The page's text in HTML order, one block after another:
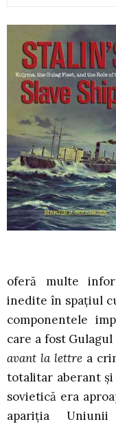
oferă multe
inedite în spaţiul
componentele
care a fost
avant la lettre a
totalitar aberant
sovietică era
apariţia Uniunii